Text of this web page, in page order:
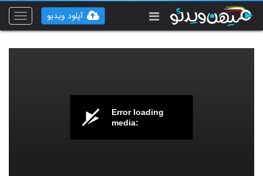
Toggle
آپلود ویدیو
Error loading
media: